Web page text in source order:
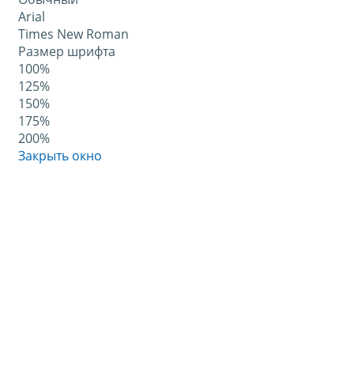
Arial
Times New Roman
Размер шрифта
100%
125%
150%
175%
200%
Закрыть окно